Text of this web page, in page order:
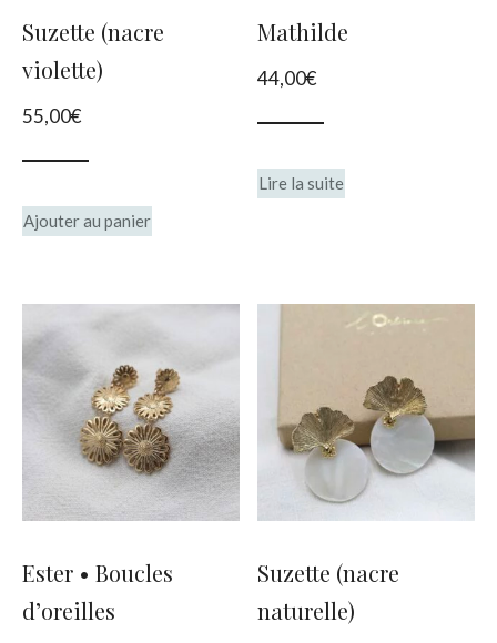
sur
Suzette (nacre
violette)
55,00€
Ajouter au panier
Mathilde
44,00€
Lire la suite
Ester • Boucles
d’oreilles
Suzette (nacre
naturelle)